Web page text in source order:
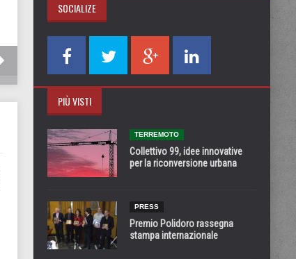
SOCIALIZE
PIÙ VISTI
TERREMOTO
Collettivo 99, idee innovative
per la riconversione urbana
PRESS
Premio Polidoro rassegna
stampa internazionale